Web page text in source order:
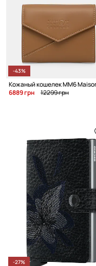
-43%
6889 грн
12299 грн
-27%